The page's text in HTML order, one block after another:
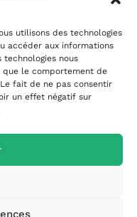
utilisons des technologies
accéder aux informations
nous
le comportement de
fait de ne pas consentir
un effet négatif sur
J2B 1G6
réservés.